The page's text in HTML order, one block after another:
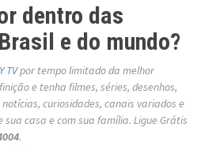
dentro das
e do mundo?
TVpor tempo limitado da melhor
e tenha filmes, séries, desenhos,
curiosidades, canais variados e
casa e com sua família. Ligue Grátis
.